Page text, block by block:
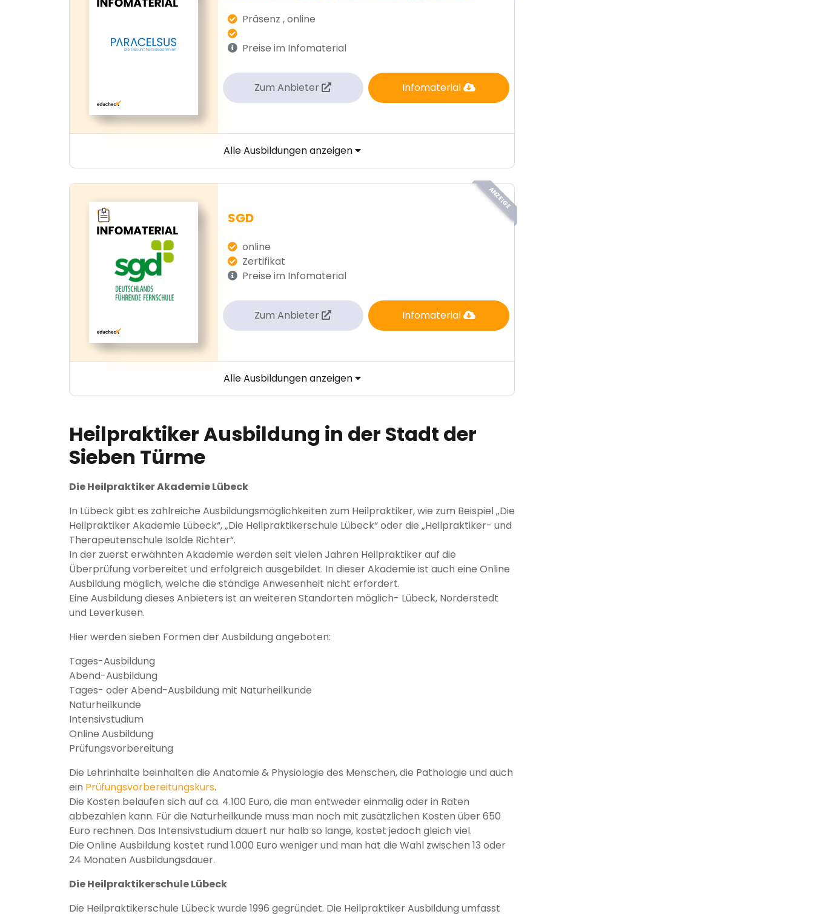
Präsenz , online
Preise im Infomaterial
Zum Anbieter Infomaterial
Alle Ausbildungen anzeigen
ANZEIGE
SGD
online
Zertifikat
Preise im Infomaterial
Zum Anbieter Infomaterial
Alle Ausbildungen anzeigen
Heilpraktiker Ausbildung in der Stadt der
Sieben Türme
Die Heilpraktiker Akademie Lübeck
In Lübeck gibt es zahlreiche Ausbildungsmöglichkeiten zum Heilpraktiker, wie zum Beispiel „Die
Heilpraktiker Akademie Lübeck“, „Die Heilpraktikerschule Lübeck“ oder die „Heilpraktiker- und
Therapeutenschule Isolde Richter“.
In der zuerst erwähnten Akademie werden seit vielen Jahren Heilpraktiker auf die
Überprüfung vorbereitet und erfolgreich ausgebildet. In dieser Akademie ist auch eine Online
Ausbildung möglich, welche die ständige Anwesenheit nicht erfordert.
Eine Ausbildung dieses Anbieters ist an weiteren Standorten möglich- Lübeck, Norderstedt
und Leverkusen.
Hier werden sieben Formen der Ausbildung angeboten:
Tages-Ausbildung
Abend-Ausbildung
Tages- oder Abend-Ausbildung mit Naturheilkunde
Naturheilkunde
Intensivstudium
Online Ausbildung
Prüfungsvorbereitung
Die Lehrinhalte beinhalten die Anatomie & Physiologie des Menschen, die Pathologie und auch
ein Prüfungsvorbereitungskurs.
Die Kosten belaufen sich auf ca. 4.100 Euro, die man entweder einmalig oder in Raten
abbezahlen kann. Für die Naturheilkunde muss man noch mit zusätzlichen Kosten über 650
Euro rechnen. Das Intensivstudium dauert nur halb so lange, kostet jedoch gleich viel.
Die Online Ausbildung kostet rund 1.000 Euro weniger und man hat die Wahl zwischen 13 oder
24 Monaten Ausbildungsdauer.
Die Heilpraktikerschule Lübeck
Die Heilpraktikerschule Lübeck wurde 1996 gegründet. Die Heilpraktiker Ausbildung umfasst